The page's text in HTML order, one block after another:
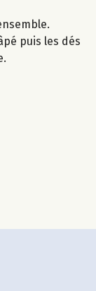
puis les dés